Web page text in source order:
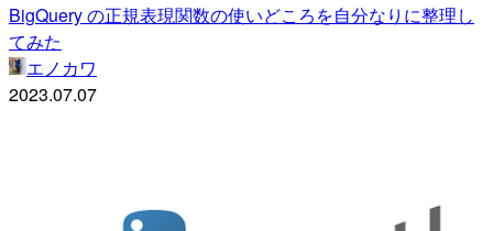
BigQuery の正規表現関数の使いどころを自分なりに整理し
てみた
エノカワ
2023.07.07